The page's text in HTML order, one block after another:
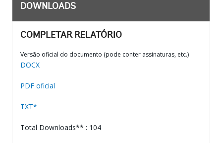
DOWNLOADS
COMPLETAR RELATÓRIO
Versão oficial do documento (pode conter assinaturas, etc.)
DOCX
PDF oficial
TXT*
Total Downloads** : 104